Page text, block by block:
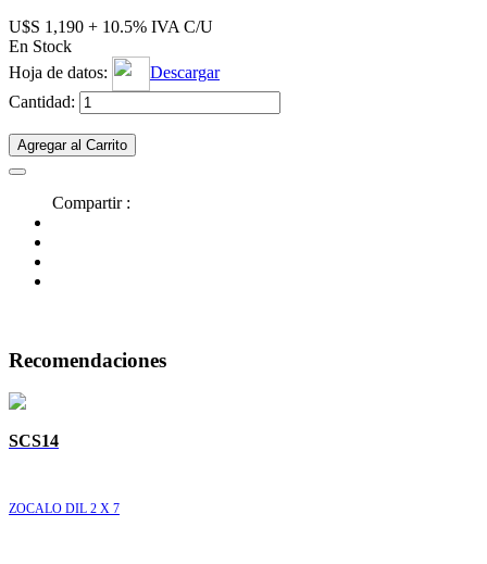
U$S 1,190 + 10.5% IVA C/U
En Stock
Hoja de datos:
Descargar
Cantidad:
Agregar al Carrito
Compartir :
Recomendaciones
SCS14
ZOCALO DIL 2 X 7